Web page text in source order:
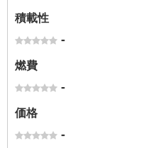
積載性
-
燃費
-
価格
-